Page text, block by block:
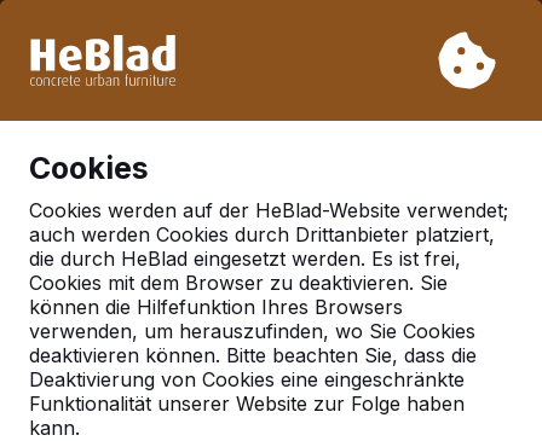
Woche 33 nicht. Bitte berücksichtigen Sie daher längere
Cookies
Cookies werden auf der HeBlad-Website verwendet;
auch werden Cookies durch Drittanbieter platziert,
die durch HeBlad eingesetzt werden. Es ist frei,
Cookies mit dem Browser zu deaktivieren. Sie
können die Hilfefunktion Ihres Browsers
verwenden, um herauszufinden, wo Sie Cookies
deaktivieren können. Bitte beachten Sie, dass die
Deaktivierung von Cookies eine eingeschränkte
Funktionalität unserer Website zur Folge haben
kann.
Deutschland
Referenties in:Emsdetten